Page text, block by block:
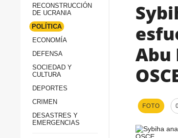
TODAS LAS
Reconstrucción de
Sociedad y Cultura
RECONSTRUCCIÓN
DE UCRANIA
POLÍTICA
ECONOMÍA
DEFENSA
SOCIEDAD Y
CULTURA
DEPORTES
CRIMEN
DESASTRES Y
EMERGENCIAS
Abu
FOTO